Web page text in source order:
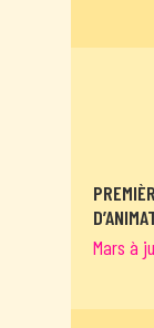
Mars à